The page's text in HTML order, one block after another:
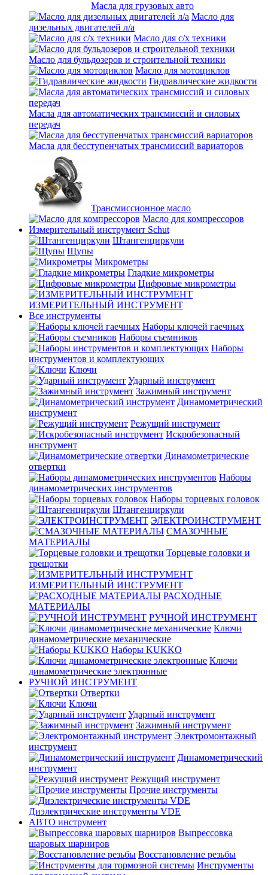
Масла для грузовых авто
Масло для
дизельных двигателей л/а
Масло для с/х техники
Масло для бульдозеров и строительной техники
Масло для мотоциклов
Гидравлические жидкости
Масла для автоматических трансмиссий и силовых
передач
Масла для бесступенчатых трансмиссий вариаторов
Трансмиссионное масло
Масло для компрессоров
Измерительный инструмент Schut
Штангенциркули
Щупы
Микрометры
Гладкие микрометры
Цифровые микрометры
ИЗМЕРИТЕЛЬНЫЙ ИНСТРУМЕНТ
Все инструменты
Наборы ключей гаечных
Наборы съемников
Наборы
инструментов и комплектующих
Ключи
Ударный инструмент
Зажимный инструмент
Динамометрический
инструмент
Режущий инструмент
Искробезопасный
инструмент
Динамометрические
отвертки
Наборы
динамометрических инструментов
Наборы торцевых головок
Штангенциркули
ЭЛЕКТРОИНСТРУМЕНТ
СМАЗОЧНЫЕ
МАТЕРИАЛЫ
Торцевые головки и
трещотки
ИЗМЕРИТЕЛЬНЫЙ ИНСТРУМЕНТ
РАСХОДНЫЕ
МАТЕРИАЛЫ
РУЧНОЙ ИНСТРУМЕНТ
Ключи
динамометрические механические
Наборы KUKKO
Ключи
динамометрические электронные
РУЧНОЙ ИНСТРУМЕНТ
Отвертки
Ключи
Ударный инструмент
Зажимный инструмент
Электромонтажный
инструмент
Динамометрический
инструмент
Режущий инструмент
Прочие инструменты
Диэлектрические инструменты VDE
АВТО инструмент
Выпрессовка
шаровых шарниров
Восстановление резьбы
Инструменты